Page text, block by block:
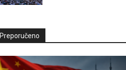
Preporučeno